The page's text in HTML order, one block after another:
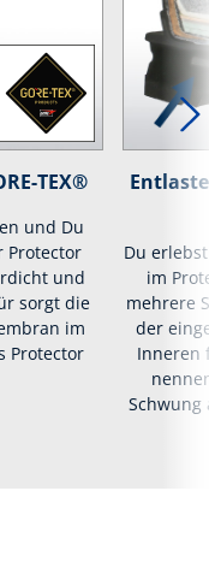
TEX®
und Du
Protector
und
sorgt die
im
Protector
Du
im
mehrere
der
Inneren
Schwung